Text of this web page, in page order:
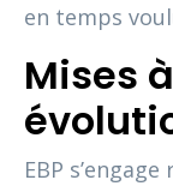
en temps
Mises
EBP